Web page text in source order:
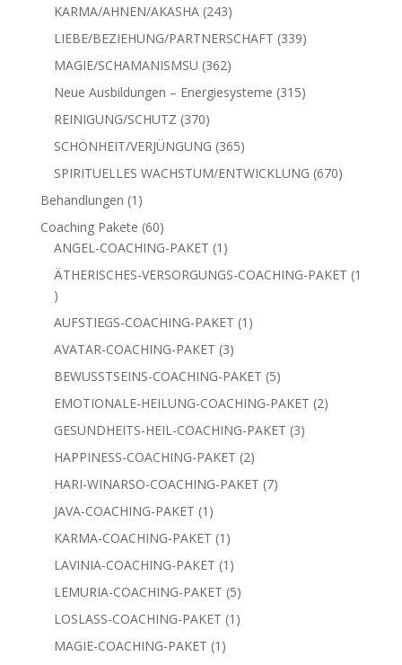
KARMA/AHNEN/AKASHA 243243
Produkte
LIEBE/BEZIEHUNG/PARTNERSCHAFT 339339
MAGIE/SCHAMANISMSU 362362
Produkte
Neue Ausbildungen – Energiesysteme 315315
REINIGUNG/SCHUTZ 370370
Produkte
SCHÖNHEIT/VERJÜNGUNG 365365
Produkte
SPIRITUELLES WACHSTUM/ENTWICKLUNG 670670
Behandlungen 1 1
Produkt
Coaching Pakete 6060
Produkte
ANGEL-COACHING-PAKET 1 1
Produkt
ÄTHERISCHES-VERSORGUNGS-COACHING-PAKET 1
1
Produkt
AUFSTIEGS-COACHING-PAKET 1 1
AVATAR-COACHING-PAKET 33
Produkte
BEWUSSTSEINS-COACHING-PAKET 55
Produkte
EMOTIONALE-HEILUNG-COACHING-PAKET 22
GESUNDHEITS-HEIL-COACHING-PAKET 33
HAPPINESS-COACHING-PAKET 22
Produkte
HARI-WINARSO-COACHING-PAKET 77
JAVA-COACHING-PAKET 1 1
Produkt
KARMA-COACHING-PAKET 1 1
Produkt
LAVINIA-COACHING-PAKET 1 1
Produkt
LEMURIA-COACHING-PAKET 55
Produkte
LOSLASS-COACHING-PAKET 1 1
MAGIE-COACHING-PAKET 1 1